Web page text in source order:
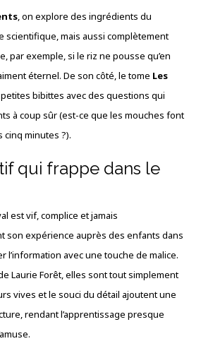
, on explore des ingrédients du
scientifique, mais aussi complètement
par exemple, si le riz ne pousse qu’en
éternel. De son côté, le tome Les
petites bibittes avec des questions qui
à coup sûr (est-ce que les mouches font
cinq minutes ?).
qui frappe dans le
est vif, complice et jamais
son expérience auprès des enfants dans
l’information avec une touche de malice.
Laurie Forêt, elles sont tout simplement
vives et le souci du détail ajoutent une
rendant l’apprentissage presque